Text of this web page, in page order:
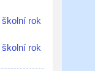
rok
rok